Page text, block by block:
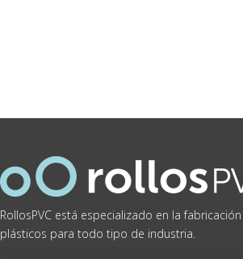
RollosPVC está especializado en la
plásticos para todo tipo de industria.